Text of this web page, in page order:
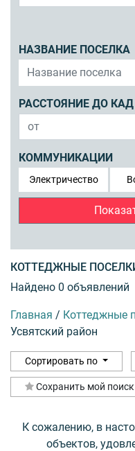
НАЗВАНИЕ ПОСЕЛКА
РАССТОЯНИЕ ДО КАД
КОММУНИКАЦИИ
Электричество
КОТТЕДЖНЫЕ
Найдено 0 объявлений
Главная / Коттеджные
Усвятский район
Сортировать по
Сохранить мой поиск
К сожалению, в
объектов,